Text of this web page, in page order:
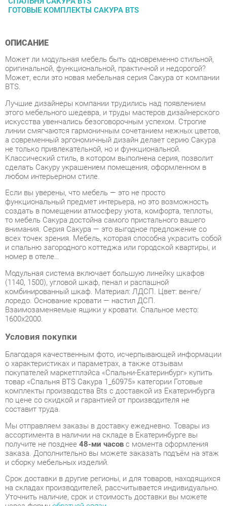
ОПИСАНИЕ
оригинальной, функциональной, практичной и недорогой?
BTS.
Лучшие дизайнеры компании трудились над появлением
этого мебельного шедевра, и труды мастеров дизайнерского
искусства увенчались безоговорочным успехом. Строгие
линии смягчаются гармоничным сочетанием нежных цветов,
а современный эргономичный дизайн делает серию Сакура
не только привлекательной, но и функциональной.
Классический стиль, в котором выполнена серия, позволит
сделать Сакуру украшением помещения, оформленном в
любом интерьерном стиле.
Если вы уверены, что мебель — это не просто
функциональный предмет интерьера, но это возможность
создать в помещении атмосферу уюта, комфорта, теплоты,
внимания. Серия Сакура — это выгодное предложение со
всех точек зрения. Мебель, которая способна украсить собой
и спальню загородного коттеджа или городской квартиры, и
номер в отеле…
Модульная система включает большую линейку шкафов
(1140, 1500), угловой шкаф, пенал и распашной
комбинированный шкаф. Материал: ЛДСП. Цвет: венге/
лоредо. Основание кровати — настил ДСП.
Взаимозаменяемые ящики у кровати. Спальное место:
1600х2000.
Условия покупки
Благодаря качественным фото, исчерпывающей информации
о характеристиках и параметрах, а также отзывам
покупателей маркетплэйса «Спальни-Екатеринбург» купить
товар «Спальня BTS Сакура 1_60975» категории Готовые
комплекты производства Bts с доставкой из Екатеринбурга
по цене со скидкой и гарантией от производителя не
составит труда.
Мы отправляем заказы в доставку ежедневно. Товары из
ассортимента в наличии на складе в Екатеринбурге вы
получите не позднее48-ми часовс момента оформления
заказа. Дополнительно вы можете заказать подъём на этаж
Срок доставки в другие регионы, и для товаров, находящихся
на складах производителей, рассчитывается индивидуально.
Уточнить наличие, срок и стоимость доставки вы можете
через формуобратной связи.
В любой момент до передачи заказа в доставку, а также в
течение 7-ми дней после получения заказа вы можете
изменить выборили принять решение об отказе от покупки.